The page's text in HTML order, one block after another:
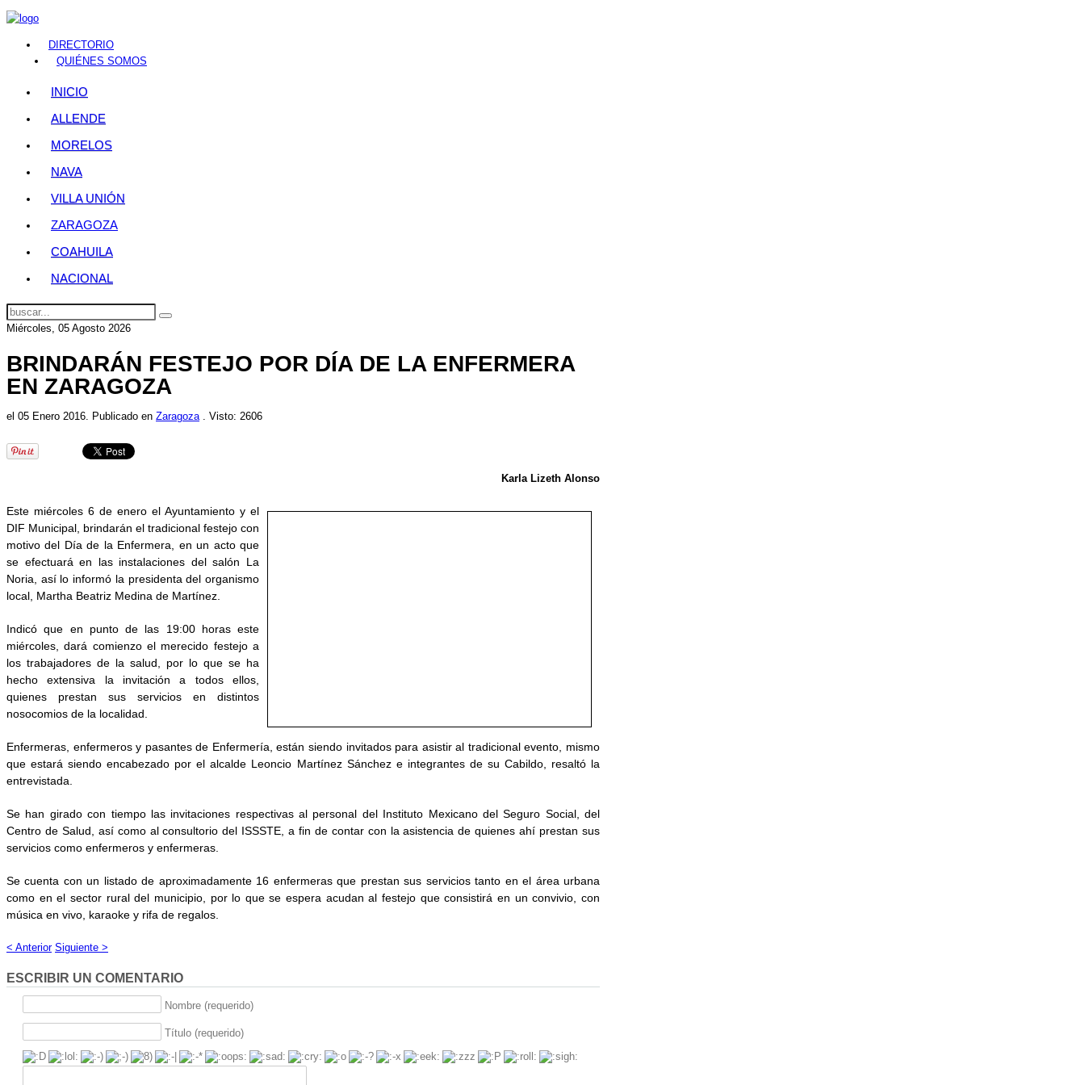
DIRECTORIO
QUIÉNES SOMOS
INICIO
ALLENDE
MORELOS
NAVA
VILLA UNIÓN
ZARAGOZA
COAHUILA
NACIONAL
Miércoles, 05 Agosto 2026
BRINDARÁN FESTEJO POR DÍA DE LA ENFERMERA
EN ZARAGOZA
el 05 Enero 2016. Publicado en Zaragoza. Visto: 2606
Karla Lizeth Alonso
Este miércoles 6 de enero el Ayuntamiento y el
DIF Municipal, brindarán el tradicional festejo con
motivo del Día de la Enfermera, en un acto que
se efectuará en las instalaciones del salón La
Noria, así lo informó la presidenta del organismo
local, Martha Beatriz Medina de Martínez.
Indicó que en punto de las 19:00 horas este
miércoles, dará comienzo el merecido festejo a
los trabajadores de la salud, por lo que se ha
hecho extensiva la invitación a todos ellos,
quienes prestan sus servicios en distintos
nosocomios de la localidad.
Enfermeras, enfermeros y pasantes de Enfermería, están siendo invitados para asistir al tradicional evento, mismo
que estará siendo encabezado por el alcalde Leoncio Martínez Sánchez e integrantes de su Cabildo, resaltó la
entrevistada.
Se han girado con tiempo las invitaciones respectivas al personal del Instituto Mexicano del Seguro Social, del
Centro de Salud, así como al consultorio del ISSSTE, a fin de contar con la asistencia de quienes ahí prestan sus
servicios como enfermeros y enfermeras.
Se cuenta con un listado de aproximadamente 16 enfermeras que prestan sus servicios tanto en el área urbana
como en el sector rural del municipio, por lo que se espera acudan al festejo que consistirá en un convivio, con
música en vivo, karaoke y rifa de regalos.
< Anterior Siguiente >
ESCRIBIR UN COMENTARIO
Nombre (requerido)
Título (requerido)